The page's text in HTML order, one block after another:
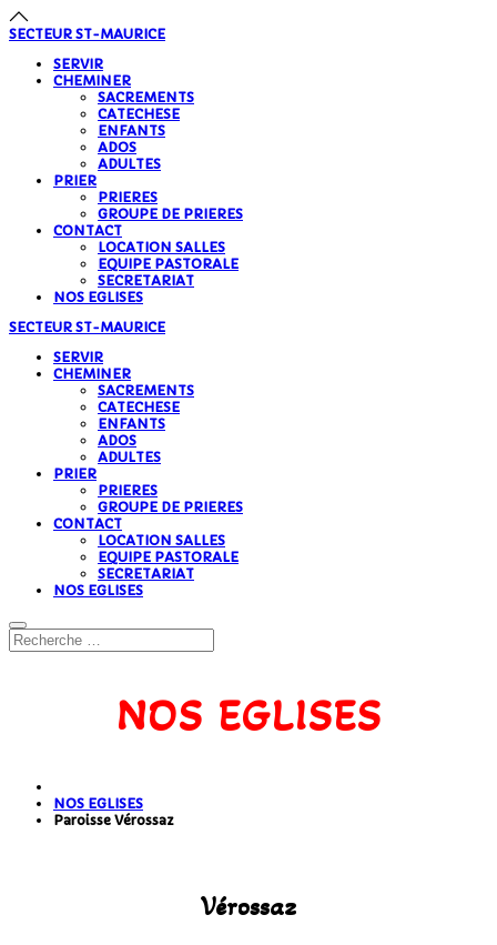
SECTEUR ST-MAURICE
SERVIR
CHEMINER
SACREMENTS
CATECHESE
ENFANTS
ADOS
ADULTES
PRIER
PRIERES
GROUPE DE PRIERES
CONTACT
LOCATION SALLES
EQUIPE PASTORALE
SECRETARIAT
NOS EGLISES
SECTEUR ST-MAURICE
SERVIR
CHEMINER
SACREMENTS
CATECHESE
ENFANTS
ADOS
ADULTES
PRIER
PRIERES
GROUPE DE PRIERES
CONTACT
LOCATION SALLES
EQUIPE PASTORALE
SECRETARIAT
NOS EGLISES
NOS EGLISES
NOS EGLISES
Paroisse Vérossaz
Vérossaz